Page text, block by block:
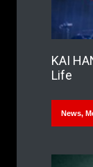
KAI
Life
News,